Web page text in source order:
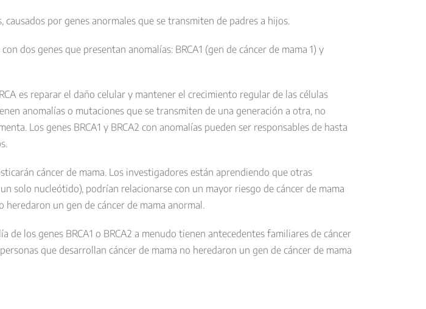
por genes anormales que se transmiten de padres a hijos.
dos genes que presentan anomalías: BRCA1 (gen de cáncer de mama 1) y
es reparar el daño celular y mantener el crecimiento regular de las células
anomalías o mutaciones que se transmiten de una generación a otra, no
Los genes BRCA1 y BRCA2 con anomalías pueden ser responsables de hasta
cáncer de mama. Los investigadores están aprendiendo que otras
solo nucleótido), podrían relacionarse con un mayor riesgo de cáncer de mama
heredaron un gen de cáncer de mama anormal.
los genes BRCA1 o BRCA2 a menudo tienen antecedentes familiares de cáncer
que desarrollan cáncer de mama no heredaron un gen de cáncer de mama